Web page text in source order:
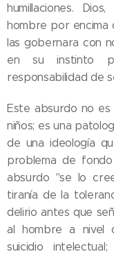
humillaciones.
hombre por encima
las gobernara con
en su instinto
responsabilidad de
​Este absurdo no es
niños; es una
de una ideología
problema de
absurdo "se lo
tiranía de la
delirio antes que
al hombre a nivel
suicidio